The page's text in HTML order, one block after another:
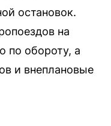
остановок.
на
по обороту, а
и внеплановые